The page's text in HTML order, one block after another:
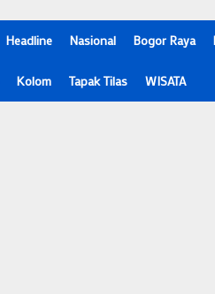
Headline Nasional Bogor Raya
Kolom Tapak Tilas WISATA